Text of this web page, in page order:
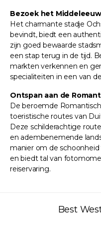
Bezoek het
Het charmante stadje
bevindt, biedt een
zijn goed bewaarde
een stap terug in de tijd.
markten verkennen en
specialiteiten in een van
Ontspan aan de
De beroemde
toeristische routes van
Deze schilderachtige
en adembenemende
manier om de
en biedt tal van
reiservaring.
Best